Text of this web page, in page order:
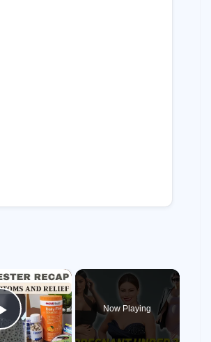
×
Play Video
Now Playing